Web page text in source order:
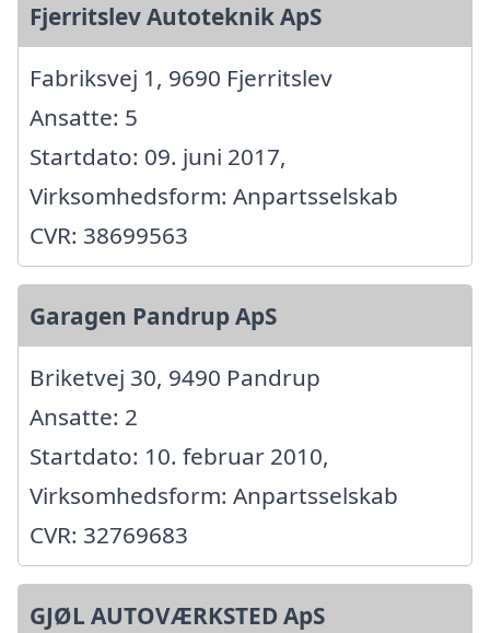
Fjerritslev Autoteknik ApS
Fabriksvej 1, 9690 Fjerritslev
Ansatte: 5
Startdato: 09. juni 2017,
Virksomhedsform: Anpartsselskab
CVR: 38699563
Garagen Pandrup ApS
Briketvej 30, 9490 Pandrup
Ansatte: 2
Startdato: 10. februar 2010,
Virksomhedsform: Anpartsselskab
CVR: 32769683
GJØL AUTOVÆRKSTED ApS